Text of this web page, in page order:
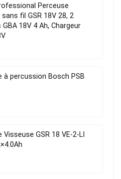
Perceuse
fil GSR 18V 28, 2
18V 4 Ah, Chargeur
à percussion Bosch PSB
Visseuse GSR 18 VE-2-LI